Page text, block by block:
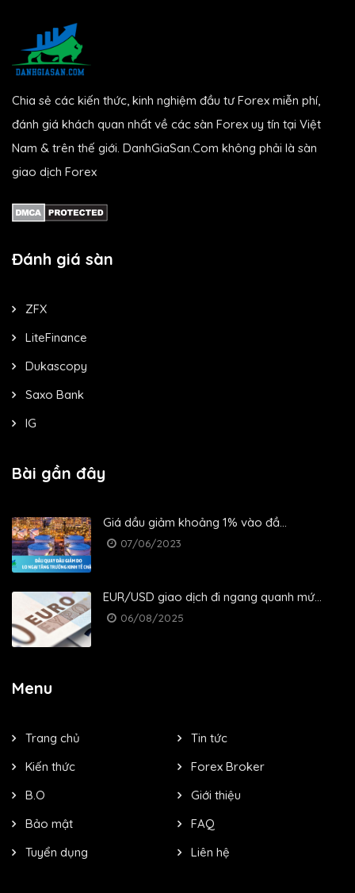
Chia sẻ các kiến thức, kinh nghiệm đầu tư Forex miễn phí,
đánh giá khách quan nhất về các sàn Forex uy tín tại Việt
Nam & trên thế giới. DanhGiaSan.Com không phải là sàn
giao dịch Forex
Đánh giá sàn
ZFX
LiteFinance
Dukascopy
Saxo Bank
IG
Bài gần đây
Giá dầu giảm khoảng 1% vào đầ...
07/06/2023
EUR/USD giao dịch đi ngang quanh mứ...
06/08/2025
Menu
Trang chủ
Tin tức
Kiến thức
Forex Broker
B.O
Giới thiệu
Bảo mật
FAQ
Tuyển dụng
Liên hệ